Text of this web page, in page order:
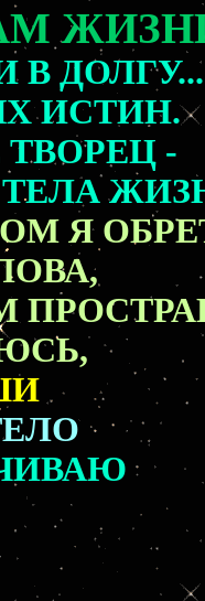
В ДОЛГУ...
ИСТИН.
-
ТЕЛА
Я